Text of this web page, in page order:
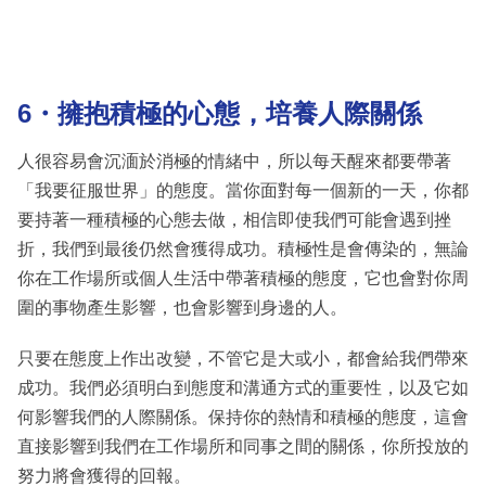
6・擁抱積極的心態，培養人際關係
人很容易會沉湎於消極的情緒中，所以每天醒來都要帶著
「我要征服世界」的態度。當你面對每一個新的一天，你都
要持著一種積極的心態去做，相信即使我們可能會遇到挫
折，我們到最後仍然會獲得成功。積極性是會傳染的，無論
你在工作場所或個人生活中帶著積極的態度，它也會對你周
圍的事物產生影響，也會影響到身邊的人。
只要在態度上作出改變，不管它是大或小，都會給我們帶來
成功。我們必須明白到態度和溝通方式的重要性，以及它如
何影響我們的人際關係。保持你的熱情和積極的態度，這會
直接影響到我們在工作場所和同事之間的關係，你所投放的
努力將會獲得的回報。